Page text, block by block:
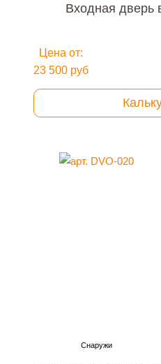
Входная дверь
Цена от:
23 500 руб